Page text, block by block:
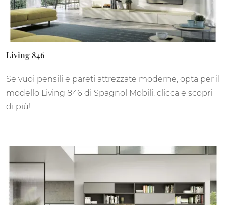
Living 846
Se vuoi pensili e pareti attrezzate moderne, opta per il
modello Living 846 di Spagnol Mobili: clicca e scopri
di più!